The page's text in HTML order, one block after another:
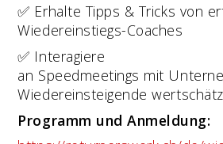
✅ Erhalte Tipps & Tricks von
Wiedereinstiegs-Coaches
✅ Interagiere
an Speedmeetings mit
Wiedereinsteigende
Programm und Anmeldung: